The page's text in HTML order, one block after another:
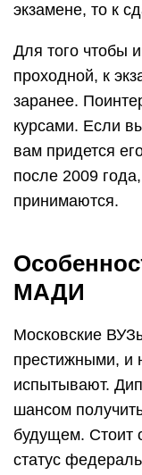
экзамене, то к
Для того чтобы
проходной, к
заранее.
курсами. Если
вам придется
после 2009
принимаются.
МАДИ
Московские
престижными, и
испытывают.
шансом
будущем. Стоит
статус